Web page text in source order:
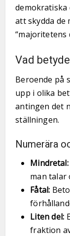
demokratiska
att skydda
“majoritetens
Vad
Beroende på
upp i olika
antingen det
ställningen.
Numerära
Mindretal:
man talar
Fåtal:
Liten del:
fraktion